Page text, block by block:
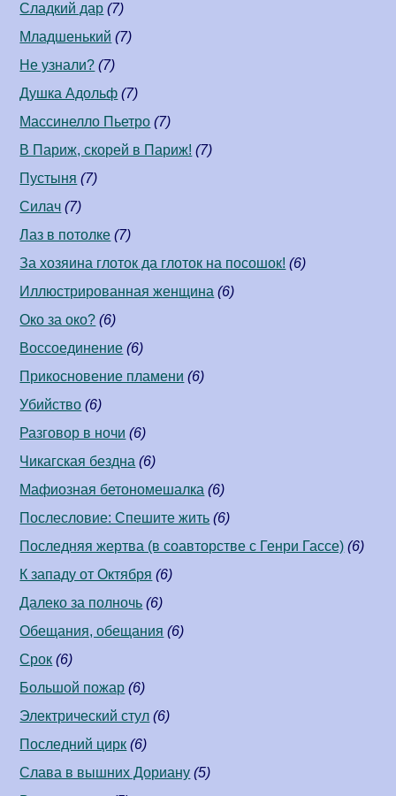
Сладкий дар (7)
Младшенький (7)
Не узнали? (7)
Душка Адольф (7)
Массинелло Пьетро (7)
В Париж, скорей в Париж! (7)
Пустыня (7)
Силач (7)
Лаз в потолке (7)
За хозяина глоток да глоток на посошок! (6)
Иллюстрированная женщина (6)
Око за око? (6)
Воссоединение (6)
Прикосновение пламени (6)
Убийство (6)
Разговор в ночи (6)
Чикагская бездна (6)
Мафиозная бетономешалка (6)
Послесловие: Спешите жить (6)
Последняя жертва (в соавторстве c Генри Гассе) (6)
К западу от Октября (6)
Далеко за полночь (6)
Обещания, обещания (6)
Срок (6)
Большой пожар (6)
Электрический стул (6)
Последний цирк (6)
Слава в вышних Дориану (5)